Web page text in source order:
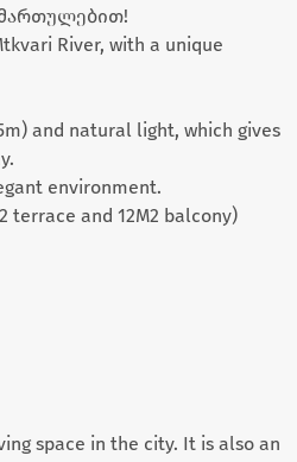
River, with a unique
and natural light, which gives
environment.
terrace and 12M2 balcony)
space in the city. It is also an